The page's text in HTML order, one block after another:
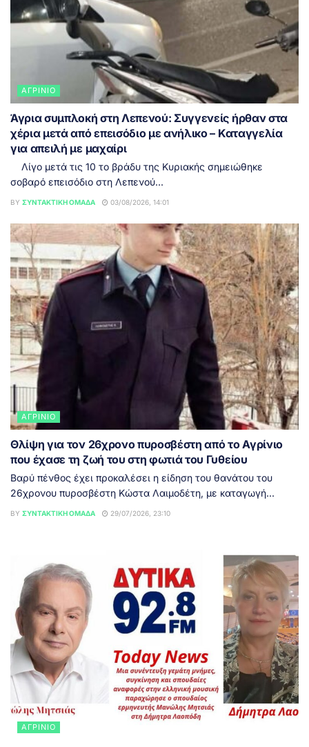
ΑΓΡΊΝΙΟ
Άγρια συμπλοκή στη Λεπενού: Συγγενείς ήρθαν στα
χέρια μετά από επεισόδιο με ανήλικο – Καταγγελία
για απειλή με μαχαίρι
Λίγο μετά τις 10 το βράδυ της Κυριακής σημειώθηκε
σοβαρό επεισόδιο στη Λεπενού...
BY ΣΥΝΤΑΚΤΙΚΉ ΟΜΆΔΑ 03/08/2026, 14:01
ΑΓΡΊΝΙΟ
Θλίψη για τον 26χρονο πυροσβέστη από το Αγρίνιο
που έχασε τη ζωή του στη φωτιά του Γυθείου
Βαρύ πένθος έχει προκαλέσει η είδηση του θανάτου του
26χρονου πυροσβέστη Κώστα Λαιμοδέτη, με καταγωγή...
BY ΣΥΝΤΑΚΤΙΚΉ ΟΜΆΔΑ 29/07/2026, 23:10
ΑΓΡΊΝΙΟ